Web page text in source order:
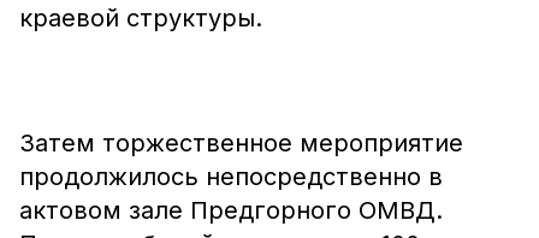
краевой структуры.
Затем торжественное мероприятие
продолжилось непосредственно в
актовом зале Предгорного ОМВД.